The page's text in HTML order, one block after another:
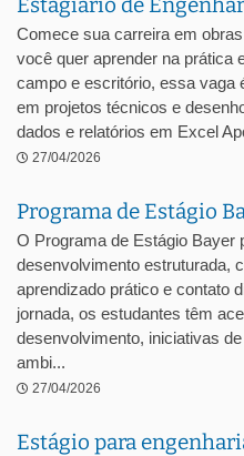
Comece sua carreira em
você quer aprender na prática
campo e escritório, essa vaga
em projetos técnicos e
dados e relatórios em Excel
27/04/2026
Programa de Estágio
O Programa de Estágio Bayer
desenvolvimento estruturada,
aprendizado prático e contato
jornada, os estudantes têm
desenvolvimento, iniciativas
ambi...
27/04/2026
Estágio para